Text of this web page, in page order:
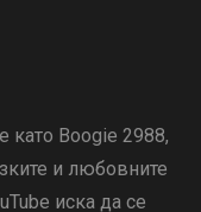
Boogie 2988,
и любовните
иска да се